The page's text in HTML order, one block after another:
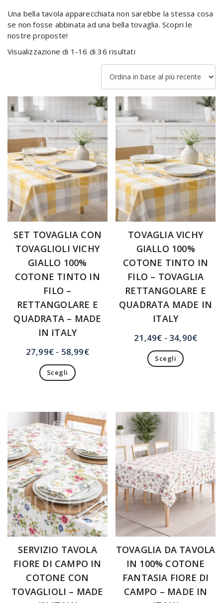
Una bella tavola apparecchiata non sarebbe la stessa cosa
se non fosse abbinata ad una bella tovaglia. Scopri le
nostre proposte!
Visualizzazione di 1-16 di 36 risultatiOrdina
base
più
recente
SET TOVAGLIA CON
TOVAGLIOLI VICHY
GIALLO 100%
COTONE TINTO IN
FILO –
RETTANGOLARE E
QUADRATA – MADE
IN ITALY
27,99€ - 58,99€Fascia
58,99€
Scegli
più
varianti.
Le
opzioni
possono
essere
scelte
nella
pagina
del
prodotto
TOVAGLIA VICHY
GIALLO 100%
COTONE TINTO IN
FILO – TOVAGLIA
RETTANGOLARE E
QUADRATA MADE IN
ITALY
21,49€ - 34,90€Fascia
Scegli
varianti.
possono
essere
scelte
nella
pagina
del
prodotto
SERVIZIO TAVOLA
FIORE DI CAMPO IN
COTONE CON
TOVAGLIOLI – MADE
TOVAGLIA DA TAVOLA
IN 100% COTONE
FANTASIA FIORE DI
CAMPO – MADE IN